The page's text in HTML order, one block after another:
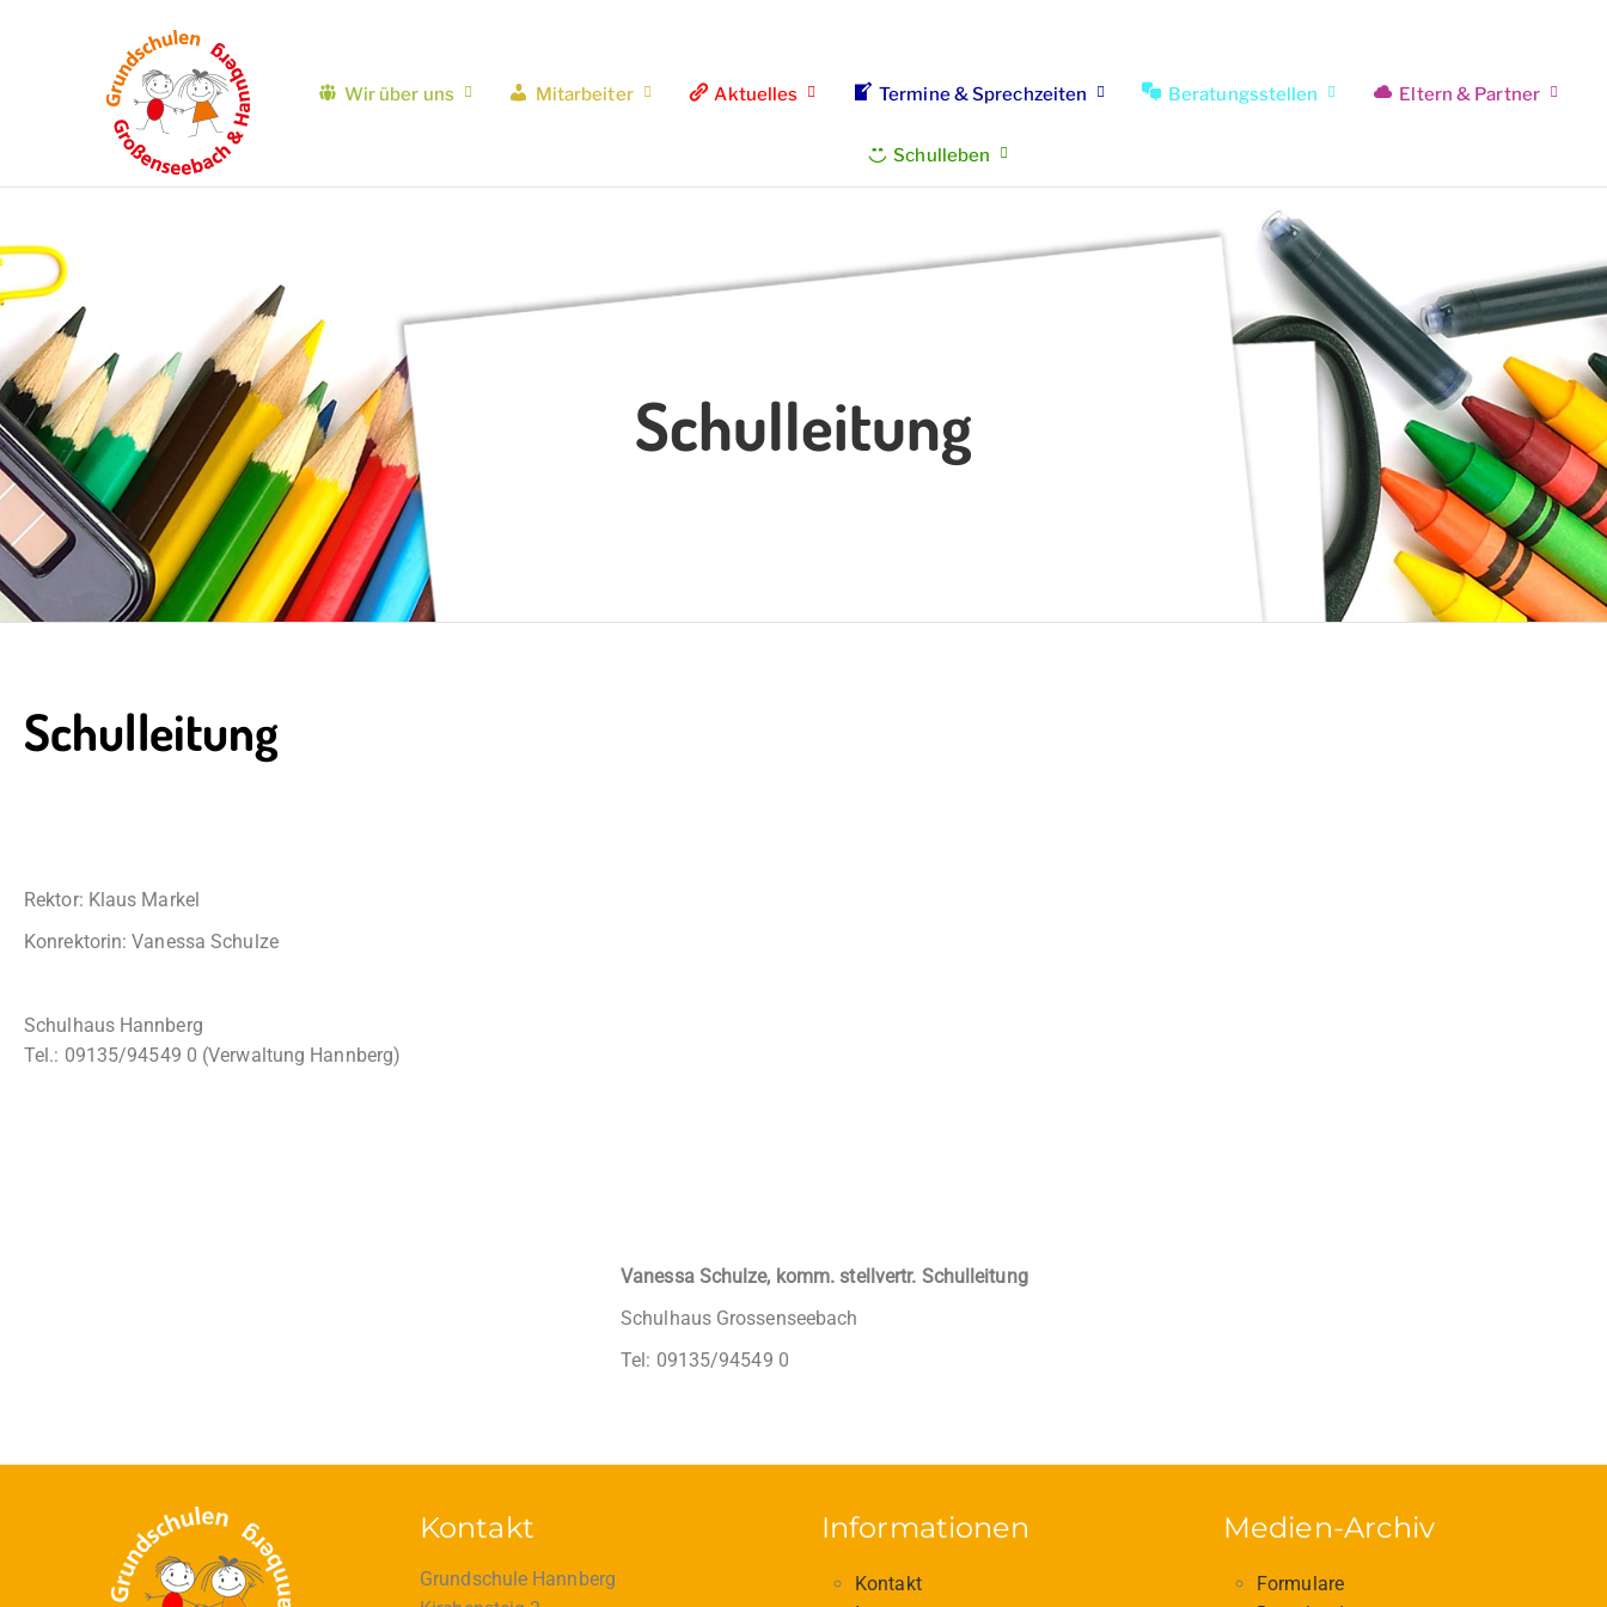
Wir über uns Mitarbeiter Aktuelles Termine & Sprechzeiten Beratungsstellen Eltern & Partner
Schulleben
Schulleitung
Schulleitung
Rektor: Klaus Markel
Konrektorin: Vanessa Schulze
Schulhaus Hannberg
Tel.: 09135/94549 0 (Verwaltung Hannberg)
Vanessa Schulze, komm. stellvertr. Schulleitung
Schulhaus Grossenseebach
Tel: 09135/94549 0
Kontakt
Grundschule Hannberg
Informationen
Kontakt
Medien-Archiv
Formulare